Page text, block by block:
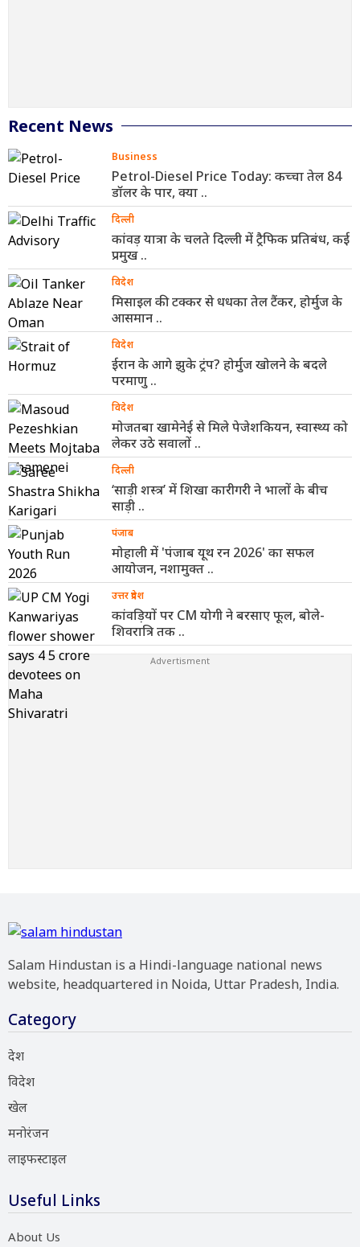
Recent News
Business
Petrol-Diesel Price Today: कच्चा तेल 84
डॉलर के पार, क्या ..
दिल्ली
कांवड़ यात्रा के चलते दिल्ली में ट्रैफिक प्रतिबंध, कई
प्रमुख ..
विदेश
मिसाइल की टक्कर से धधका तेल टैंकर, होर्मुज के
आसमान ..
विदेश
ईरान के आगे झुके ट्रंप? होर्मुज खोलने के बदले
परमाणु ..
विदेश
मोजतबा खामेनेई से मिले पेजेशकियन, स्वास्थ्य को
लेकर उठे सवालों ..
दिल्ली
‘साड़ी शस्त्र’ में शिखा कारीगरी ने भालों के बीच
साड़ी ..
पंजाब
मोहाली में 'पंजाब यूथ रन 2026' का सफल
आयोजन, नशामुक्त ..
उत्तर प्रदेश
कांवड़ियों पर CM योगी ने बरसाए फूल, बोले-
शिवरात्रि तक ..
Salam Hindustan is a Hindi-language national news
website, headquartered in Noida, Uttar Pradesh, India.
Category
देश
विदेश
खेल
मनोरंजन
लाइफस्टाइल
Useful Links
About Us